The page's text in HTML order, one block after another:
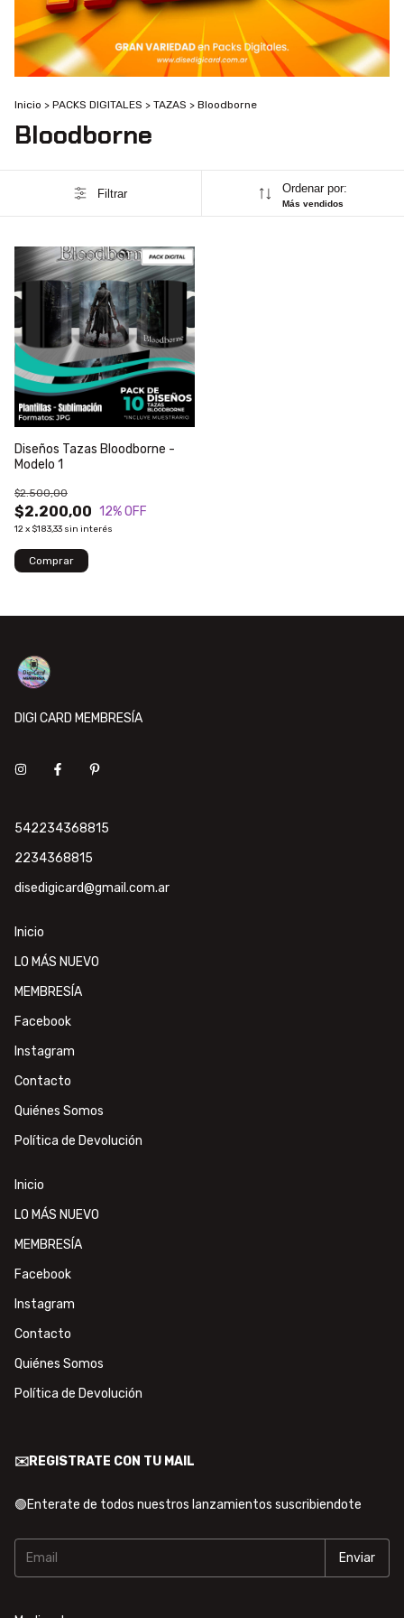
Inicio > PACKS DIGITALES > TAZAS > Bloodborne
Bloodborne
Filtrar Ordenar por:
Más vendidos
Diseños Tazas Bloodborne -
Modelo 1
$2.200,00
$2.500,00
12% OFF
12x $183,33 sin interés
DIGI CARD MEMBRESÍA
542234368815
2234368815
disedigicard@gmail.com.ar
Inicio
LO MÁS NUEVO
MEMBRESÍA
Facebook
Instagram
Contacto
Quiénes Somos
Política de Devolución
Inicio
LO MÁS NUEVO
MEMBRESÍA
Facebook
Instagram
Contacto
Quiénes Somos
Política de Devolución
✉️REGISTRATE CON TU MAIL
🟢Enterate de todos nuestros lanzamientos suscribiendote